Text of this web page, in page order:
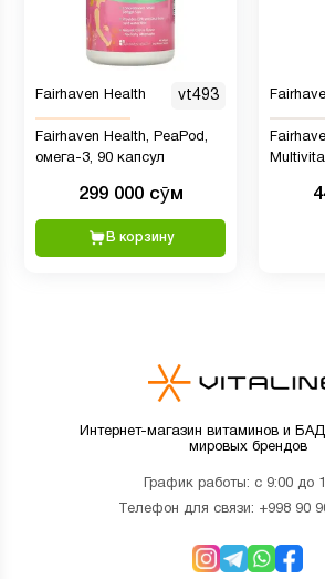
Fairhaven Health vt493
Fairhaven Health, PeaPod,
омега-3, 90 капсул
299 000 сӯм
В корзину
Интернет-магазин витаминов и
мировых брендов
График работы: с 9:00 до
Телефон для связи: +998 90